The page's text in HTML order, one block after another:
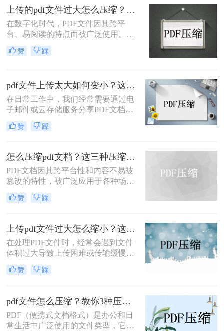
么压缩的小一点呢？本文将介绍三种
有效的电脑PDF压缩方法，帮助读者
将PDF文件压缩至更小，同时尽量保
持文件内容的完整性和可读性。
上传的pdf文件过大怎么压缩？这三种方法了解一下！
在数字化时代，PDF文件因其跨平
台、易阅读的特点而被广泛使用。然
而，有时我们会遇到PDF文件过大，
导致上传困难或耗时过长的问题。那
效的PDF文件压缩方法。
赞 踩
pdf文件上传太大如何变小？这2个压缩方法可以试试！
在日常工作中，我们经常需要通过电
子邮件或云存储服务分享PDF文档。
然而，当文件过大时，可能会遇到上
传限制或导致传输速度过慢。那么pdf
绍二种有效的方法来帮助您减小PDF
文件的大小，从而使其更易于上传和
分享。
赞 踩
怎么压缩pdf文档？这三种压缩方法了解一下！
PDF文档因其跨平台性和内容不易被
篡改的特性，被广泛应用于各种场
合。然而，有时PDF文件过大，会影
响传输速度或占用过多存储空间。那
种压缩PDF文档的方法。
赞 踩
上传pdf文件过大怎么缩小？这4招轻松压缩pdf！
在处理PDF文件时，经常会遇到文件
体积过大导致上传困难或传输缓慢的
问题。那么上传pdf文件过大怎么缩小
呢？为了有效解决这一问题，本文将
赞 踩
pdf文件怎么压缩？教你3种压缩大小的方法!
PDF（便携式文档格式）是办公和日
常生活中广泛使用的文件类型，它能